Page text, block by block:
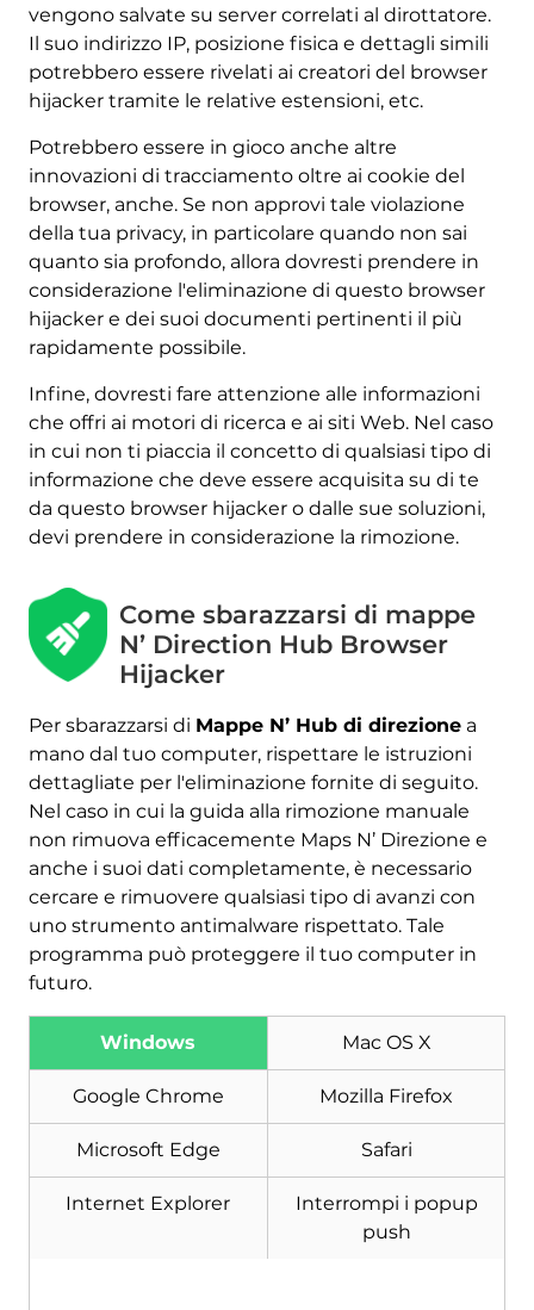
vengono salvate su server correlati al dirottatore.
Il suo indirizzo IP, posizione fisica e dettagli simili
potrebbero essere rivelati ai creatori del browser
hijacker tramite le relative estensioni, etc.
Potrebbero essere in gioco anche altre
innovazioni di tracciamento oltre ai cookie del
browser, anche. Se non approvi tale violazione
della tua privacy, in particolare quando non sai
quanto sia profondo, allora dovresti prendere in
considerazione l'eliminazione di questo browser
hijacker e dei suoi documenti pertinenti il ​​più
rapidamente possibile.
Infine, dovresti fare attenzione alle informazioni
che offri ai motori di ricerca e ai siti Web. Nel caso
in cui non ti piaccia il concetto di qualsiasi tipo di
informazione che deve essere acquisita su di te
da questo browser hijacker o dalle sue soluzioni,
devi prendere in considerazione la rimozione.
Come sbarazzarsi di mappe
N’ Direction Hub Browser
Hijacker
Per sbarazzarsi di Mappe N’ Hub di direzionea
mano dal tuo computer, rispettare le istruzioni
dettagliate per l'eliminazione fornite di seguito.
Nel caso in cui la guida alla rimozione manuale
non rimuova efficacemente Maps N’ Direzione e
anche i suoi dati completamente, è necessario
cercare e rimuovere qualsiasi tipo di avanzi con
uno strumento antimalware rispettato. Tale
programma può proteggere il tuo computer in
futuro.
Windows Mac OS X
Google Chrome Mozilla Firefox
Microsoft Edge Safari
Internet Explorer
Interrompi i popup
push
Scarica
Strumento di rimozione
malware